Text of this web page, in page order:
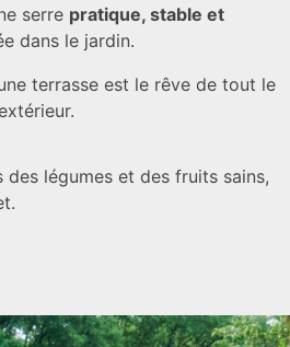
serre pratique, stable et
dans le jardin.
terrasse est le rêve de tout le
légumes et des fruits sains,